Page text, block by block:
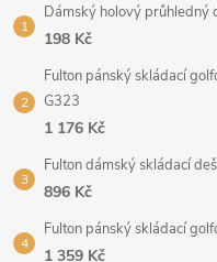
Dámský holový průhledný
198 Kč
Fulton pánský skládací
G323
1 176 Kč
Fulton dámský skládací
896 Kč
Fulton pánský skládací
1 359 Kč